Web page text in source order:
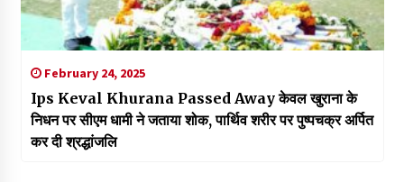
February 24, 2025
Ips Keval Khurana Passed Away केवल खुराना के
निधन पर सीएम धामी ने जताया शोक, पार्थिव शरीर पर पुष्पचक्र अर्पित
कर दी श्रद्धांजलि